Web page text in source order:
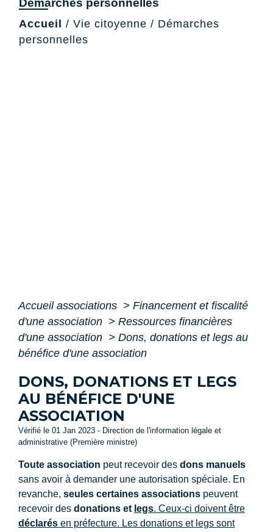
Accueil / Vie citoyenne / Démarches
personnelles
Accueil associations > Financement et fiscalité
d'une association > Ressources financières
d'une association > Dons, donations et legs au
bénéfice d'une association
DONS, DONATIONS ET LEGS
AU BÉNÉFICE D'UNE
ASSOCIATION
Vérifié le 01 Jan 2023 - Direction de l'information légale et
administrative (Première ministre)
Toute association peut recevoir des dons manuels
sans avoir à demander une autorisation spéciale. En
revanche, seules certaines associations peuvent
recevoir des donations et legs. Ceux-ci doivent être
déclarés en préfecture. Les donations et legs sont